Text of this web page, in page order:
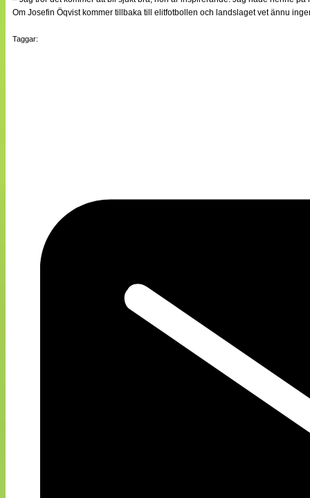
Om Josefin Öqvist kommer tillbaka till elitfotbollen och landslaget vet ännu
Taggar: